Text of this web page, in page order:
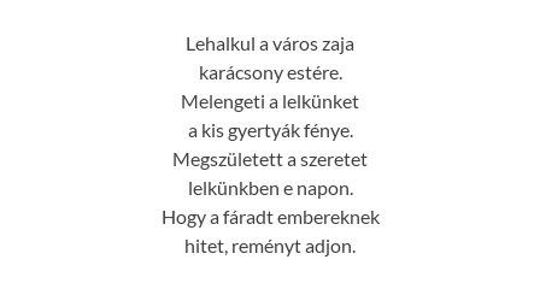
Lehalkul a város zaja
karácsony estére.
Melengeti a lelkünket
a kis gyertyák fénye.
Megszületett a szeretet
lelkünkben e napon.
Hogy a fáradt embereknek
hitet, reményt adjon.